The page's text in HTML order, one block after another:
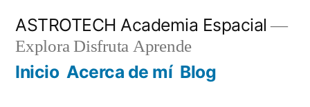
contenido
ASTROTECH Academia Espacial
Explora Disfruta Aprende
Inicio Acerca de mí Blog